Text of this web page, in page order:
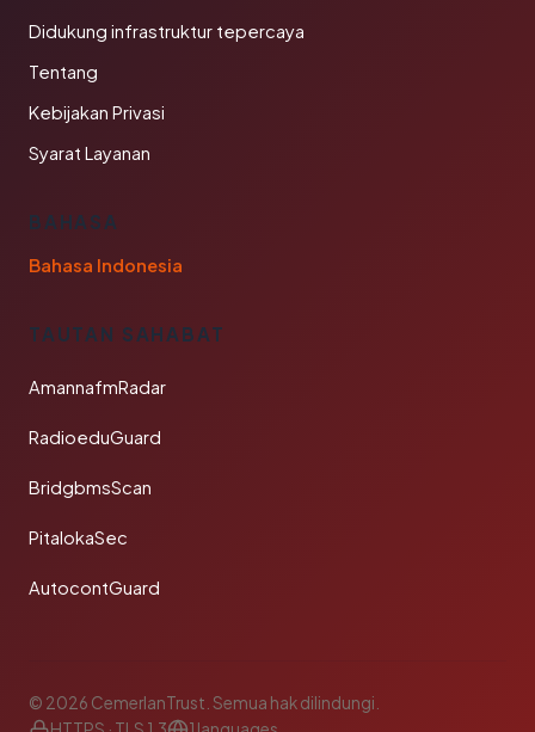
Didukung infrastruktur tepercaya
Tentang
Kebijakan Privasi
Syarat Layanan
BAHASA
Bahasa Indonesia
TAUTAN SAHABAT
AmannafmRadar
RadioeduGuard
BridgbmsScan
PitalokaSec
AutocontGuard
© 2026 CemerlanTrust. Semua hak dilindungi.